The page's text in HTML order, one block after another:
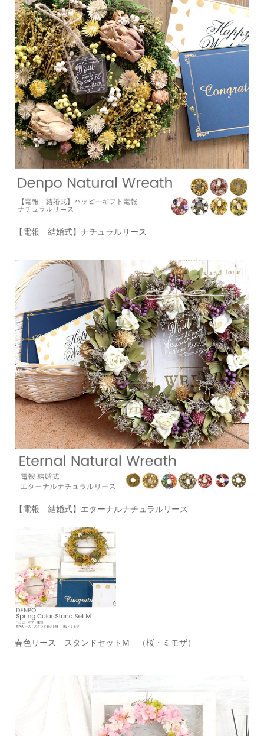
【電報 結婚式】ナチュラルリース
【電報 結婚式】エターナルナチュラルリース
春色リース スタンドセットM （桜・ミモザ）